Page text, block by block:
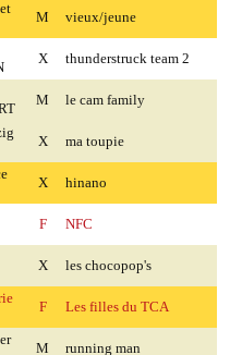
M vieux/jeune
X thunderstruck team 2
M le cam family
X ma toupie
X hinano
F NFC
X les chocopop's
F Les filles du TCA
M running man